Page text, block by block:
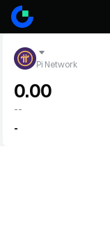
Pi Network
0.00
--
-